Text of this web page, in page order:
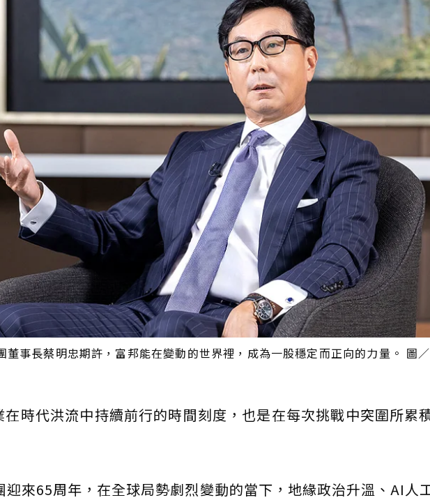
董事長蔡明忠期許，富邦能在變動的世界裡，成為一股穩定而正向的力量。 圖
時代洪流中持續前行的時間刻度，也是在每次挑戰中突圍所累
迎來65周年，在全球局勢劇烈變動的當下，地緣政治升溫、AI人